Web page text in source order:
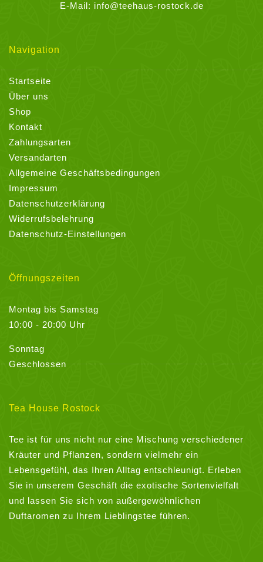
E-Mail: info@teehaus-rostock.de
Navigation
Startseite
Über uns
Shop
Kontakt
Zahlungsarten
Versandarten
Allgemeine Geschäftsbedingungen
Impressum
Datenschutzerklärung
Widerrufsbelehrung
Datenschutz-Einstellungen
Öffnungszeiten
Montag bis Samstag
10:00 - 20:00 Uhr
Sonntag
Geschlossen
Tea House Rostock
Tee ist für uns nicht nur eine Mischung verschiedener
Kräuter und Pflanzen, sondern vielmehr ein
Lebensgefühl, das Ihren Alltag entschleunigt. Erleben
Sie in unserem Geschäft die exotische Sortenvielfalt
und lassen Sie sich von außergewöhnlichen
Duftaromen zu Ihrem Lieblingstee führen.